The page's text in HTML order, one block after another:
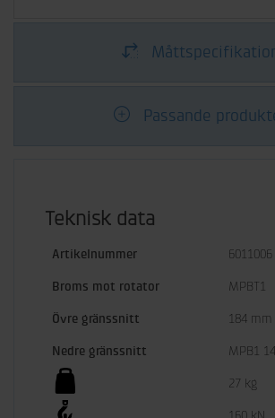
Passande
Teknisk data
Artikelnummer 6011006
Broms mot rotator MPBT1
Övre gränssnitt 184 mm
Nedre gränssnitt MPB1
27 kg